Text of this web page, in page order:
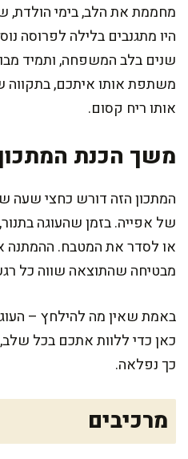
מחממת את הלב, בימי
היו מתגנבים בלילה לפרוסה
שנים בלב המשפחה, ותמיד
משתפת אותו איתכם,
אותו ריח קסום.
משך הכנת
של אפייה. בזמן שהעוגה
או לסדר את המטבח. ההמתנה
מבטיחה שהתוצאה שווה כל
באמת שאין מה להילחץ –
כאן כדי ללוות אתכם בכל
כך נפלאה.
מרכיבים